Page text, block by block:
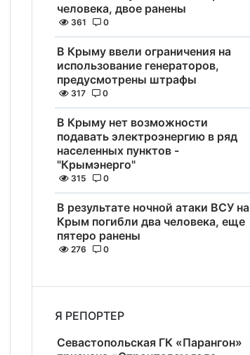
человека, двое ранены
361 0
В Крыму ввели ограничения на
использование генераторов,
предусмотрены штрафы
317 0
В Крыму нет возможности
подавать электроэнергию в ряд
населенных пунктов -
"Крымэнерго"
315 0
В результате ночной атаки ВСУ на
Крым погибли два человека, еще
пятеро ранены
276 0
Я РЕПОРТЕР
Севастопольская ГК «Парангон»